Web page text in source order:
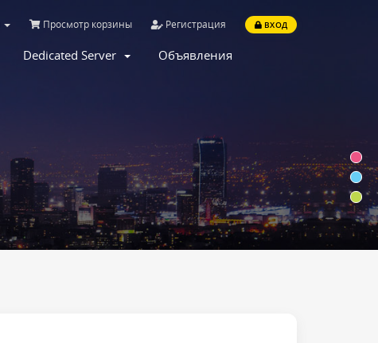
Просмотр корзины Регистрация ВХОД
Dedicated Server Объявления